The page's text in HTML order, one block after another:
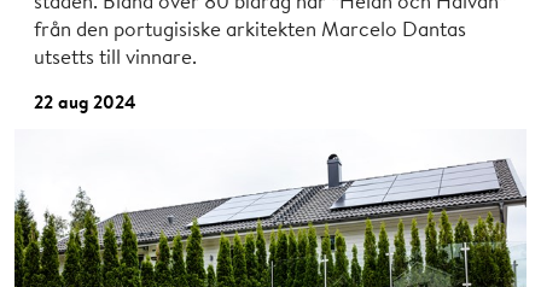
från den portugisiske arkitekten Marcelo Dantas
utsetts till vinnare.
22 aug 2024